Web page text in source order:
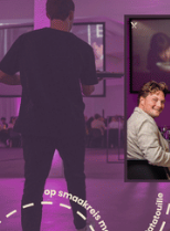
**JULIE & JULIA **
Film & Diner event
Zondag 24 november
Inloop vanaf 18.00